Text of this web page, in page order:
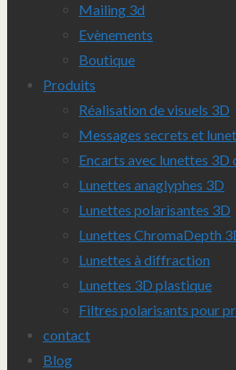
Mailing 3d
Evènements
Boutique
Produits
Réalisation de visuels 3D
Messages secrets et
Encarts avec lunettes 3D
Lunettes anaglyphes 3D
Lunettes polarisantes 3D
Lunettes ChromaDepth
Lunettes à diffraction
Lunettes 3D plastique
Filtres polarisants pour
contact
Blog